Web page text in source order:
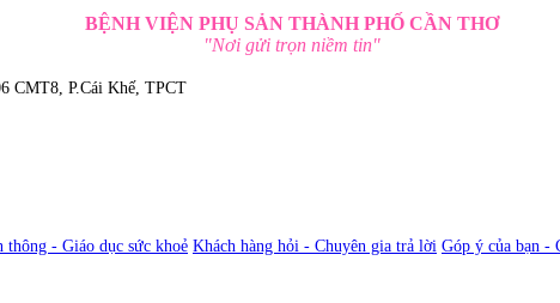
BỆNH VIỆN PHỤ SẢN THÀNH PHỐ CẦN THƠ
"Nơi gửi trọn niềm tin"
CMT8, P.Cái Khế, TPCT
thông - Giáo dục sức khoẻ Khách hàng hỏi - Chuyên gia trả lời Góp ý của bạn -